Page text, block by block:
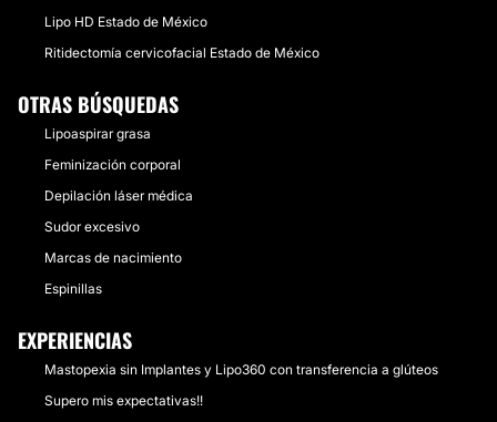
Lipo HD Estado de México
Ritidectomía cervicofacial Estado de México
OTRAS BÚSQUEDAS
Lipoaspirar grasa
Feminización corporal
Depilación láser médica
Sudor excesivo
Marcas de nacimiento
Espinillas
EXPERIENCIAS
Mastopexia sin Implantes y Lipo360 con transferencia a glúteos
Supero mis expectativas!!